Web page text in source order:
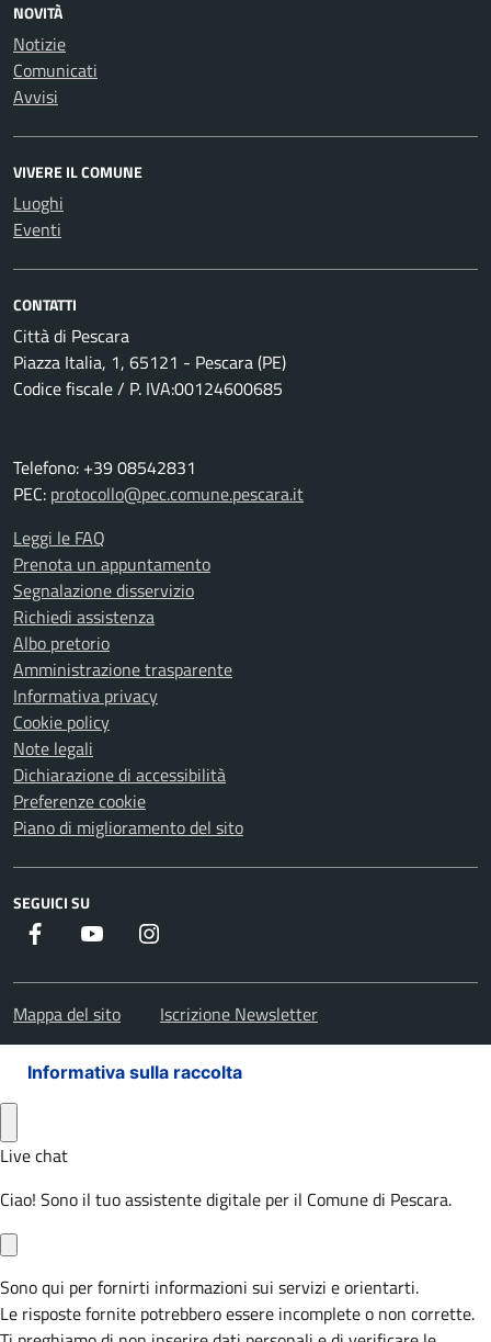
NOVITÀ
Notizie
Comunicati
Avvisi
VIVERE IL COMUNE
Luoghi
Eventi
CONTATTI
Città di Pescara
Piazza Italia, 1, 65121 - Pescara (PE)
Codice fiscale / P. IVA:00124600685
Telefono: +39 08542831
PEC: protocollo@pec.comune.pescara.it
Leggi le FAQ
Prenota un appuntamento
Segnalazione disservizio
Richiedi assistenza
Albo pretorio
Amministrazione trasparente
Informativa privacy
Cookie policy
Note legali
Dichiarazione di accessibilità
Preferenze cookie
Piano di miglioramento del sito
SEGUICI SU
Facebook Youtube
Mappa del sito Iscrizione Newsletter
Informativa sulla raccolta